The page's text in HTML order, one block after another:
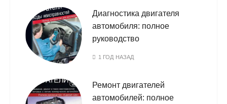
Диагностика двигателя
автомобиля: полное
руководство
1 ГОД НАЗАД
Ремонт двигателей
автомобилей: полное